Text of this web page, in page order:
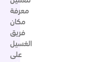
معرفة
مكان
فريق
الغسيل
على